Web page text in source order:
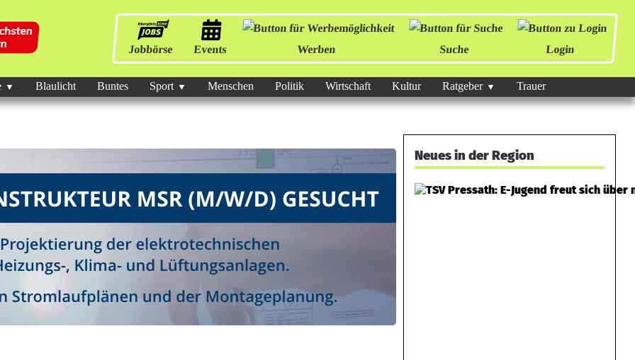
Jobbörse Events Werben Suche Login
Blaulicht Buntes Sport Menschen Politik Wirtschaft Kultur Ratgeber Trauer
Neues in der Region